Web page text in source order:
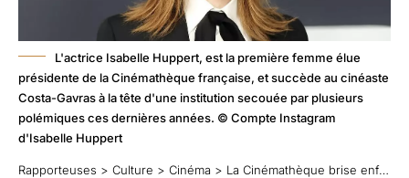
L'actrice Isabelle Huppert, est la première femme élue
présidente de la Cinémathèque française, et succède au cinéaste
Costa-Gavras à la tête d'une institution secouée par plusieurs
polémiques ces dernières années. © Compte Instagram
d'Isabelle Huppert
Rapporteuses > Culture > Cinéma > La Cinémathèque brise enfin son plafond de pellicule